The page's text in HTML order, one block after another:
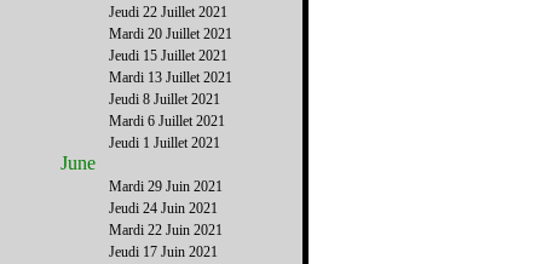
Jeudi 22 Juillet 2021
Mardi 20 Juillet 2021
Jeudi 15 Juillet 2021
Mardi 13 Juillet 2021
Jeudi 8 Juillet 2021
Mardi 6 Juillet 2021
Jeudi 1 Juillet 2021
June
Mardi 29 Juin 2021
Jeudi 24 Juin 2021
Mardi 22 Juin 2021
Jeudi 17 Juin 2021